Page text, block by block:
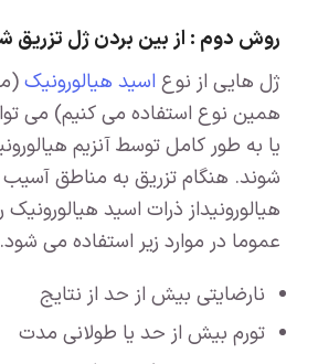
روش دوم : از بین بردن ژل تزریق
ژل هایی از نوع اسید هیالورونیک
همین نوع استفاده می کنیم) می
یا به طور کامل توسط آنزیم
شوند. هنگام تزریق به مناطق آسیب
هیالورونیداز ذرات اسید
عموما در موارد زیر استفاده می شود.
نارضایتی بیش از حد از نتایج
تورم بیش از حد یا طولانی مدت